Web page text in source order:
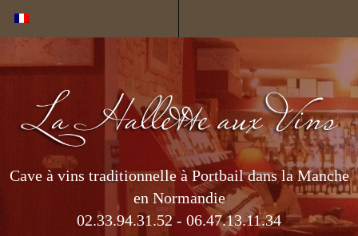
Cave à vins traditionnelle à Portbail dans la Manche
en Normandie
02.33.94.31.52 - 06.47.13.11.34
Cookies management panel